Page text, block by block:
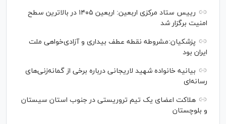
رییس ستاد مرکزی اربعین: اربعین ۱۴۰۵ در بالاترین سطح
امنیت برگزار شد
پزشکیان:مشروطه نقطه عطف بیداری و آزادی‌خواهی ملت
ایران بود
بیانیه خانواده شهید لاریجانی درباره برخی از گمانه‌زنی‌های
رسانه‌ای
هلاکت اعضای یک تیم تروریستی در جنوب استان سیستان
و بلوچستان